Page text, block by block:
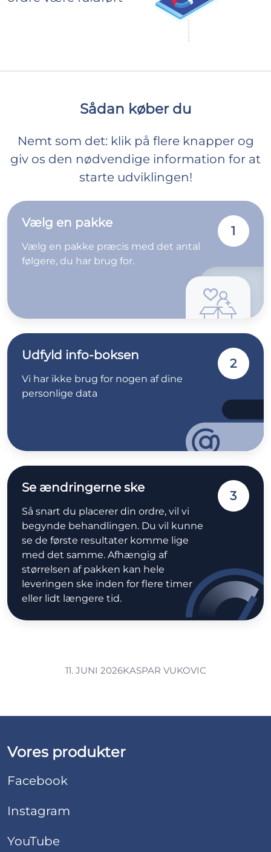
Sådan køber du
Nemt som det: klik på flere knapper og
giv os den nødvendige information for at
starte udviklingen!
Vælg en pakke
Vælg en pakke præcis med det antal
følgere, du har brug for.
1
Udfyld info-boksen
Vi har ikke brug for nogen af dine
personlige data
2
Se ændringerne ske
Så snart du placerer din ordre, vil vi
begynde behandlingen. Du vil kunne
se de første resultater komme lige
med det samme. Afhængig af
størrelsen af pakken kan hele
leveringen ske inden for flere timer
eller lidt længere tid.
3
11. JUNI 2026KASPAR VUKOVIC
Vores produkter
Facebook
Instagram
YouTube